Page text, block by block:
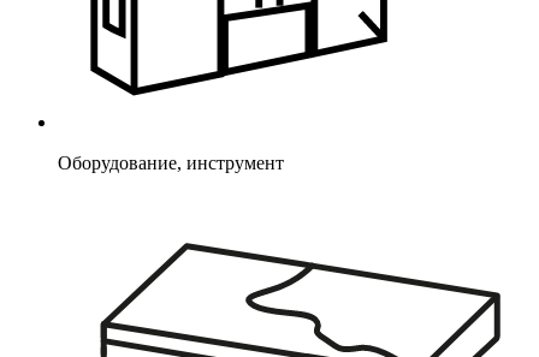
Оборудование, инструмент